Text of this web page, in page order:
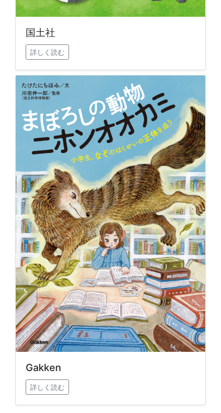
国土社
詳しく読む
Gakken
詳しく読む